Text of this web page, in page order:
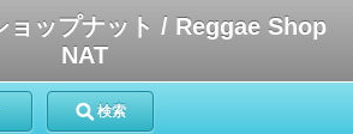
ョップナット / Reggae Shop
NAT
検索